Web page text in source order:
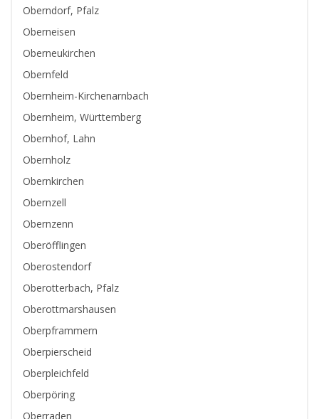
Oberndorf, Pfalz
Oberneisen
Oberneukirchen
Obernfeld
Obernheim-Kirchenarnbach
Obernheim, Württemberg
Obernhof, Lahn
Obernholz
Obernkirchen
Obernzell
Obernzenn
Oberöfflingen
Oberostendorf
Oberotterbach, Pfalz
Oberottmarshausen
Oberpframmern
Oberpierscheid
Oberpleichfeld
Oberpöring
Oberraden